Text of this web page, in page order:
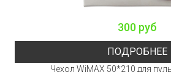
300 руб
ПОДРОБНЕЕ
Чехол WiMAX 50*210 для